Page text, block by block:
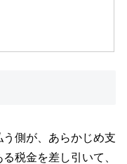
側が、あらかじめ支
税金を差し引いて、